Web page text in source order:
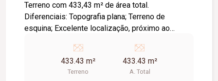
Terreno com 433,43 m² de área total.
Diferenciais: Topografia plana; Terreno de
esquina; Excelente localização, próximo ao
oportunidade para investimento.
433.43 m²
Terreno
433.43 m²
A. Total